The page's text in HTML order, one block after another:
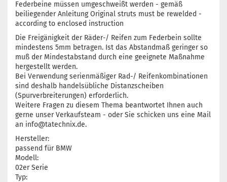
Federbeine müssen umgeschweißt werden - gemäß
beiliegender Anleitung Original struts must be rewelded -
according to enclosed instruction
Die Freigänigkeit der Räder-/ Reifen zum Federbein sollte
mindestens 5mm betragen. Ist das Abstandmaß geringer so
muß der Mindestabstand durch eine geeignete Maßnahme
hergestellt werden.
Bei Verwendung serienmäßiger Rad-/ Reifenkombinationen
sind deshalb handelsübliche Distanzscheiben
(Spurverbreiterungen) erforderlich.
Weitere Fragen zu diesem Thema beantwortet Ihnen auch
gerne unser Verkaufsteam - oder Sie schicken uns eine Mail
an info@tatechnix.de.
Hersteller:
passend für BMW
Modell:
02er Serie
Typ: